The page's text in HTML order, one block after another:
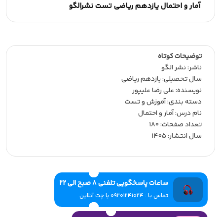
آمار و احتمال یازدهم ریاضی تست نشرالگو
توضیحات کوتاه
ناشر:‌ نشر الگو
سال تحصیلی:‌ یازدهم ریاضی
نویسنده:‌ علی رضا علیپور
دسته بندی: آموزش و تست
نام درس: آمار و احتمال
تعداد صفحات:‌ 180
سال انتشار:‌ 1405
ساعات پاسخگویی تلفنی 8 صبح الی 22
تماس با : 09201241024 یا چت آنلاین